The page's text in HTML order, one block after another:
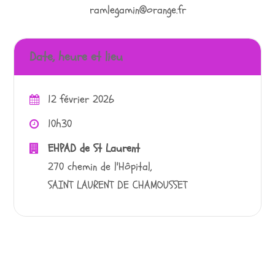
ramlegamin@orange.fr
Date, heure et lieu
12 février 2026
10h30
EHPAD de St Laurent
270 chemin de l'Hôpital,
SAINT LAURENT DE CHAMOUSSET